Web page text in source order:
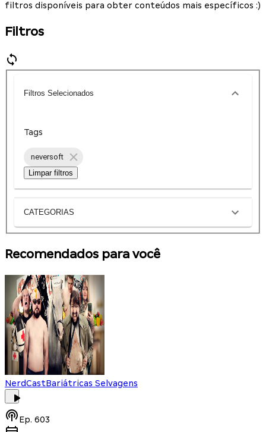
filtros disponíveis para obter conteúdos mais específicos :)
Filtros
Filtros Selecionados
Tags
neversoft
Limpar filtros
CATEGORIAS
Recomendados para você
NerdCastBariátricas Selvagens
Ep. 603